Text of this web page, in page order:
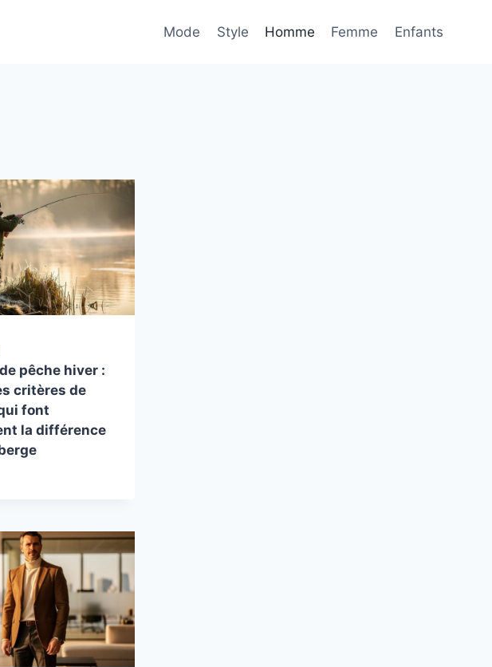
Mode Style Homme Femme Enfants
pêche hiver :
critères de
font
la différence